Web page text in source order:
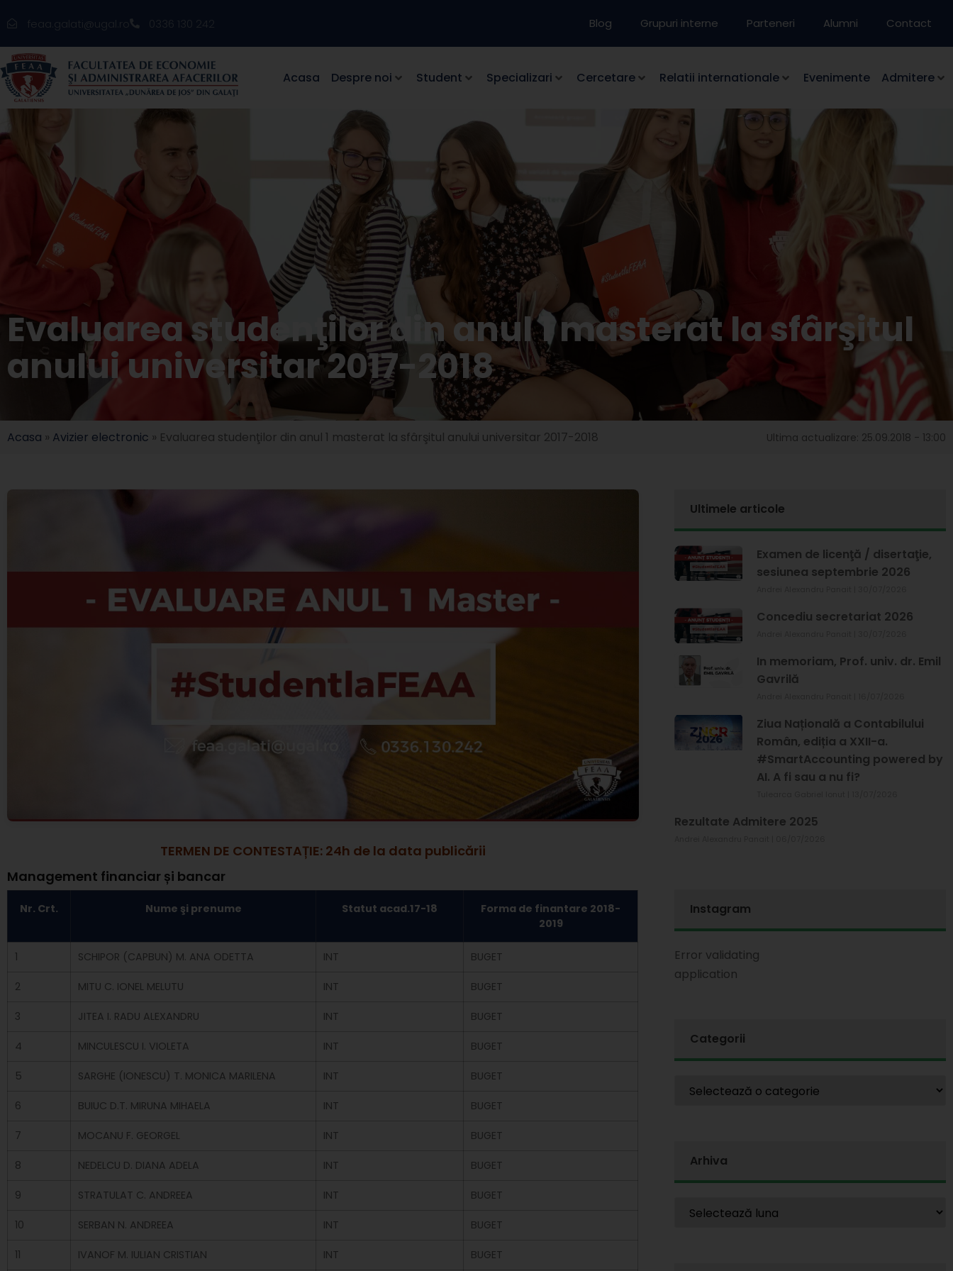
feaa.galati@ugal.ro 0336 130 242 Blog Grupuri interne Parteneri Alumni Contact
Acasa Despre noi Student Specializari Cercetare Relatii internationale Evenimente Admitere
Evaluarea studenţilor din anul 1 masterat la sfârşitul
anului universitar 2017-2018
Acasa » Avizier electronic » Evaluarea studenţilor din anul 1 masterat la sfârşitul anului universitar 2017-2018 Ultima actualizare: 25.09.2018 - 13:00
TERMEN DE CONTESTAȚIE: 24h de la data publicării
Management financiar și bancar
Nr. Crt. Nume şi prenume Statut acad.17-18
Forma de finantare 2018-
2019
1 SCHIPOR (CAPBUN) M. ANA ODETTA INT BUGET
2 MITU C. IONEL MELUTU INT BUGET
3 JITEA I. RADU ALEXANDRU INT BUGET
4 MINCULESCU I. VIOLETA INT BUGET
5 SARGHE (IONESCU) T. MONICA MARILENA INT BUGET
6 BUIUC D.T. MIRUNA MIHAELA INT BUGET
7 MOCANU F. GEORGEL INT BUGET
8 NEDELCU D. DIANA ADELA INT BUGET
9 STRATULAT C. ANDREEA INT BUGET
10 SERBAN N. ANDREEA INT BUGET
11 IVANOF M. IULIAN CRISTIAN INT BUGET
Ultimele articole
Examen de licenţă / disertaţie,
sesiunea septembrie 2026
Concediu secretariat 2026
In memoriam, Prof. univ. dr. Emil
Gavrilă
Ziua Națională a Contabilului
Român, ediția a XXII-a.
#SmartAccounting powered by
AI. A fi sau a nu fi?
Rezultate Admitere 2025
Instagram
Error validating
application
Categorii
Arhiva